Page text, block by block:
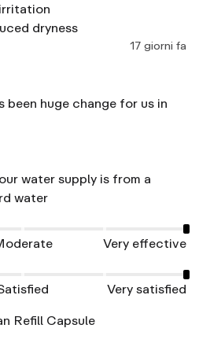
dryness
17 giorni fa
huge change for us in
water supply is from a
water
Very effective
Very satisfied
Refill Capsule